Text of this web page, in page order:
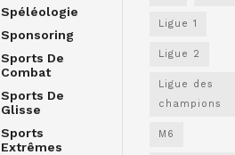
Spéléologie
Sponsoring
Sports De
Combat
Sports De
Glisse
Sports
Extrêmes
Ligue 1
Ligue 2
Ligue des
champions
M6